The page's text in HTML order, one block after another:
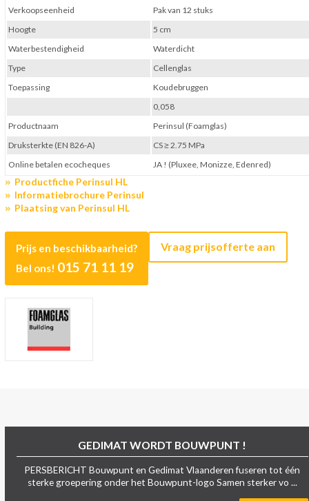
Productfiche Perinsul HL
Informatiebrochure Perinsul
Plaatsing van Perinsul HL
Prijs en beschikbaarheid?
Bel ons! 015 71 11 19
Vraag prijsofferte aan
Verkoopseenheid
Pak van 12 stuks
Hoogte
5 cm
Waterbestendigheid
Waterdicht
Type
Cellenglas
Toepassing
Koudebruggen
0,058
Productnaam
Perinsul (Foamglas)
Druksterkte (EN 826-A)
CS ≥ 2.75 MPa
Online betalen ecocheques
JA ! (Pluxee, Monizze, Edenred)
GEDIMAT WORDT BOUWPUNT !
PERSBERICHT Bouwpunt en Gedimat Vlaanderen fuseren tot één
sterke groepering onder het Bouwpunt-logo Samen sterker vo ...